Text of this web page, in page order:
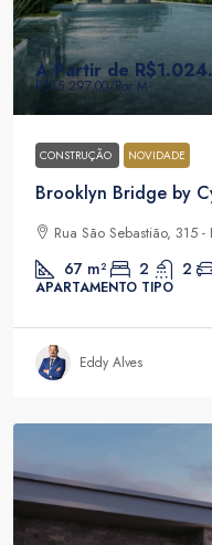
A Partir de
R$15.297,00/Por M²
CONSTRUÇÃO NOVIDADE
Brooklyn Bridge by
Rua São Sebastião, 315
67 m² 2 2
APARTAMENTO TIPO
Eddy Alves